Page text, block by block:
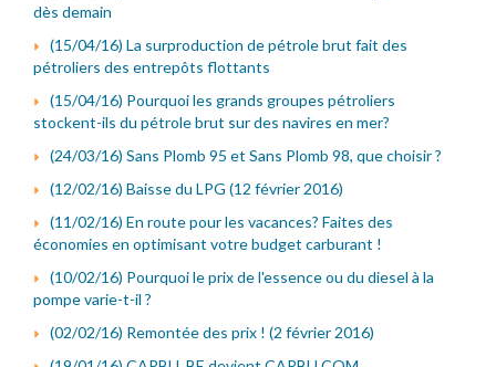
dès demain
(15/04/16) La surproduction de pétrole brut fait des
pétroliers des entrepôts flottants
(15/04/16) Pourquoi les grands groupes pétroliers
stockent-ils du pétrole brut sur des navires en mer?
(24/03/16) Sans Plomb 95 et Sans Plomb 98, que choisir ?
(12/02/16) Baisse du LPG (12 février 2016)
(11/02/16) En route pour les vacances? Faites des
économies en optimisant votre budget carburant !
(10/02/16) Pourquoi le prix de l'essence ou du diesel à la
pompe varie-t-il ?
(02/02/16) Remontée des prix ! (2 février 2016)